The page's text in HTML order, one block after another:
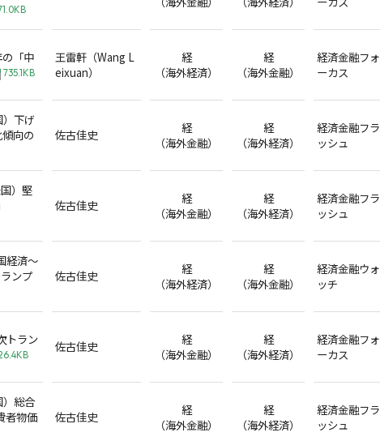
「中
735.1KB
王雷軒（Wang L
eixuan）
経
（海外経済）
経
（海外金融）
経済金融フォ
ーカス
下げ
向の
佐古佳史
経
（海外金融）
経
（海外経済）
経済金融フラ
ッシュ
）堅
佐古佳史
経
（海外金融）
経
（海外経済）
経済金融フラ
ッシュ
経済～
ンプ
佐古佳史
経
（海外経済）
経
（海外金融）
経済金融ウォ
ッチ
トラン
佐古佳史
経
（海外金融）
経
（海外経済）
経済金融フォ
ーカス
）総合
者物価
佐古佳史
経
（海外金融）
経
（海外経済）
経済金融フラ
ッシュ